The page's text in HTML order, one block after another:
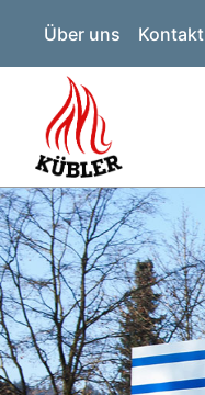
Über uns Kontakt